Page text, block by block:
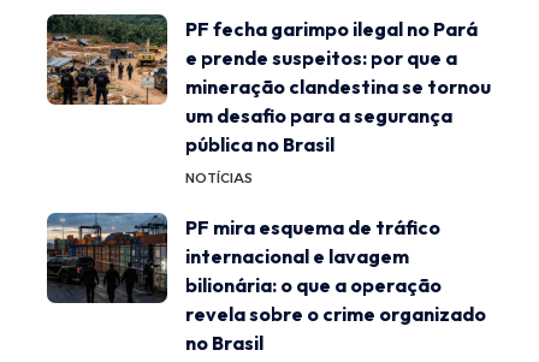
PF fecha garimpo ilegal no Pará
e prende suspeitos: por que a
mineração clandestina se tornou
um desafio para a segurança
pública no Brasil
NOTÍCIAS
PF mira esquema de tráfico
internacional e lavagem
bilionária: o que a operação
revela sobre o crime organizado
no Brasil